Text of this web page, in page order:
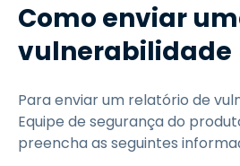
Como enviar
vulnerabilidade
Para enviar um relatório de
Equipe de segurança do
preencha as seguintes